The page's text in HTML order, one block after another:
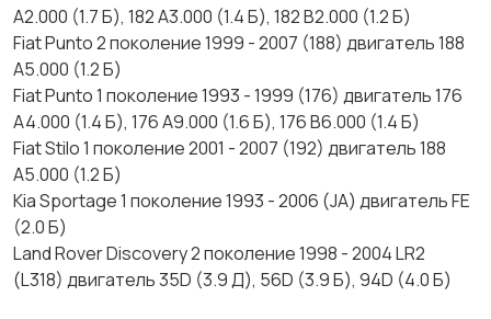
A2.000 (1.7 Б), 182 A3.000 (1.4 Б), 182 B2.000 (1.2 Б)
Fiat Punto 2 поколение 1999 - 2007 (188) двигатель 188
A5.000 (1.2 Б)
Fiat Punto 1 поколение 1993 - 1999 (176) двигатель 176
A4.000 (1.4 Б), 176 A9.000 (1.6 Б), 176 B6.000 (1.4 Б)
Fiat Stilo 1 поколение 2001 - 2007 (192) двигатель 188
A5.000 (1.2 Б)
Kia Sportage 1 поколение 1993 - 2006 (JA) двигатель FE
(2.0 Б)
Land Rover Discovery 2 поколение 1998 - 2004 LR2
(L318) двигатель 35D (3.9 Д), 56D (3.9 Б), 94D (4.0 Б)